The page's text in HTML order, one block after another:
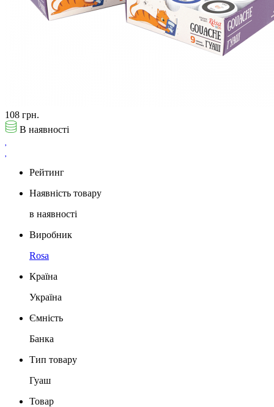
108 грн.
В наявності
Рейтинг
Наявність товару
в наявності
Виробник
Rosa
Країна
Україна
Ємність
Банка
Тип товару
Гуаш
Товар